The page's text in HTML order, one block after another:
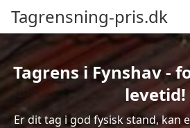
Tagrensning-pris.dk
Tagrens i Fynshav -
levetid!
Er dit tag i god fysisk stand, kan